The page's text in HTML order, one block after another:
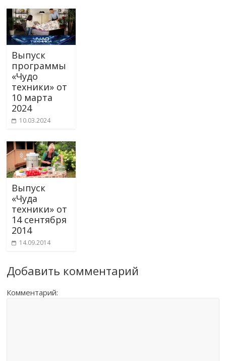
Выпуск
программы
«Чудо
техники» от
10 марта
2024
10.03.2024
Выпуск
«Чуда
техники» от
14 сентября
2014
14.09.2014
Добавить комментарий
Комментарий: